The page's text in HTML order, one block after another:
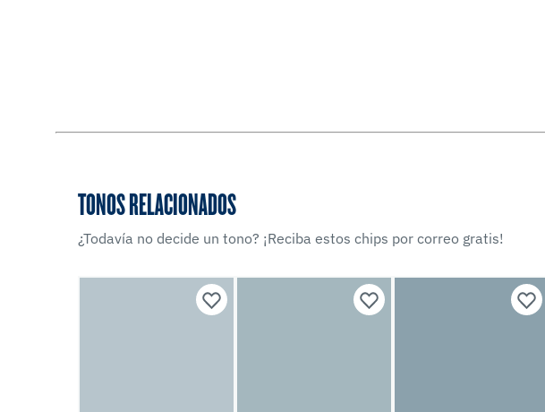
TONOS RELACIONADOS
¿Todavía no decide un tono? ¡Reciba estos chips por correo gratis!